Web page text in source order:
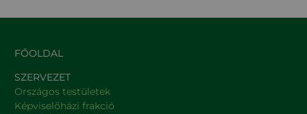
FŐOLDAL
SZERVEZET
Országos testületek
Képviselőházi frakció